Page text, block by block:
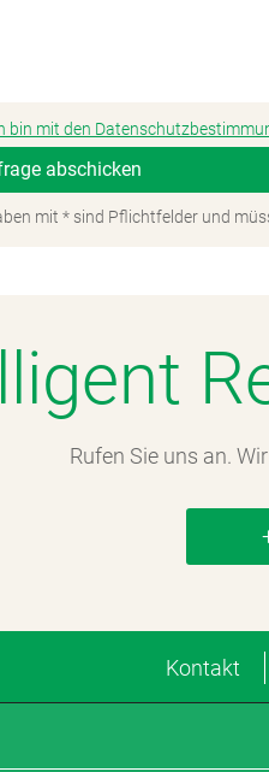
bin mit den
mit * sind Pflichtfelder und
Rufen Sie uns an.
Kontakt